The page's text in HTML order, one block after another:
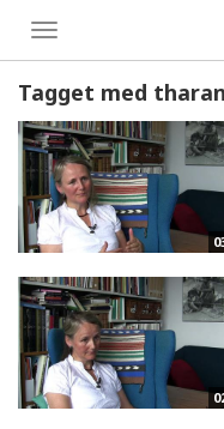
Toggle
menu
Tagget med